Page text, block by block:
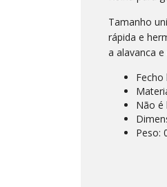
Tamanho
rápida e
a alavanca
Não é
Peso: